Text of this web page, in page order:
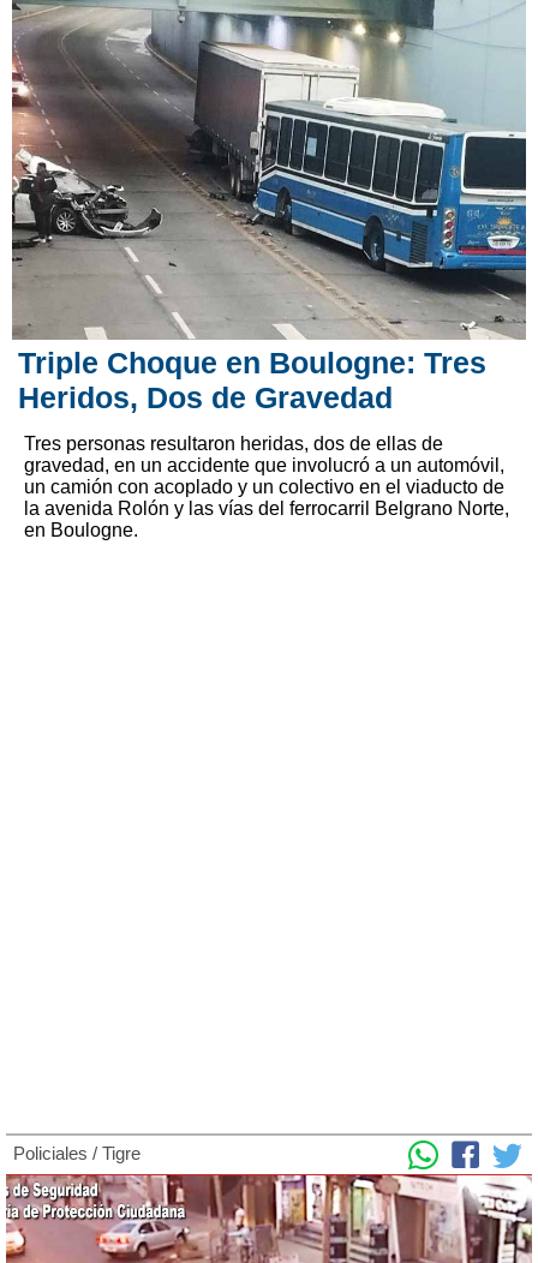
Triple Choque en Boulogne: Tres
Heridos, Dos de Gravedad
Tres personas resultaron heridas, dos de ellas de
gravedad, en un accidente que involucró a un automóvil,
un camión con acoplado y un colectivo en el viaducto de
la avenida Rolón y las vías del ferrocarril Belgrano Norte,
en Boulogne.
Policiales / Tigre